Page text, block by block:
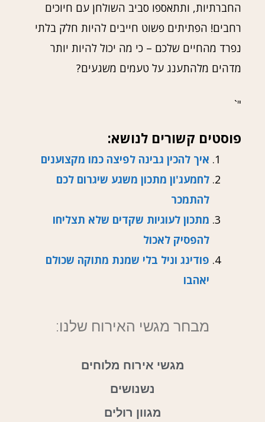
החברתיות, ותתאספו סביב השולחן עם חיוכים
רחבים! הפתיתים פשוט חייבים להיות חלק בלתי
נפרד מהחיים שלכם – כי מה יכול להיות יותר
מדהים מלהתענג על טעמים משגעים?
"`
פוסטים קשורים לנושא:
איך להכין גבינה לפיצה כמו מקצוענים
לחמעג'ון מתכון משגע שיגרום לכם
להתמכר
מתכון לעוגיות שקדים שלא תצליחו
להפסיק לאכול
פודינג וניל בלי שמנת מתוקה שכולם
יאהבו
מבחר מגשי האירוח שלנו:
מגשי אירוח מלוחים
נשנושים
מגוון רולים